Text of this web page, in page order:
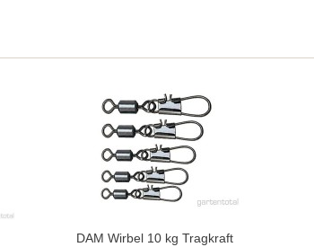
DAM Wirbel 10 kg Tragkraft